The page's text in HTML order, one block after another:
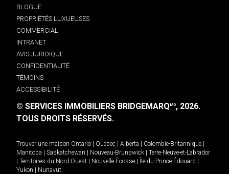
BLOGUE
PROPRIÉTÉS LUXUEUSES
COMMERCIAL
INTRANET
AVIS JURIDIQUE
CONFIDENTIALITÉ
TÉMOINS
ACCESSIBILITÉ
© SERVICES IMMOBILIERS BRIDGEMARQMD, 2026.
TOUS DROITS RÉSERVÉS.
Trouver une maison Ontario Québec Alberta Colombie-Britannique
Manitoba
Saskatchewan Nouveau-Brunswick
Terre-Neuve-et-Labrador
Territoires du Nord-Ouest Nouvelle-Écosse Île-du-Prince-Édouard
Yukon
Nunavut.